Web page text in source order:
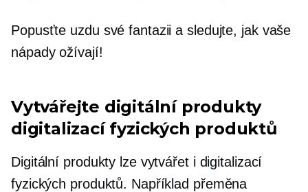
Popusťte uzdu své fantazii a sledujte, jak vaše
nápady ožívají!
Vytvářejte digitální produkty
digitalizací fyzických produktů
Digitální produkty lze vytvářet i digitalizací
fyzických produktů. Například přeměna